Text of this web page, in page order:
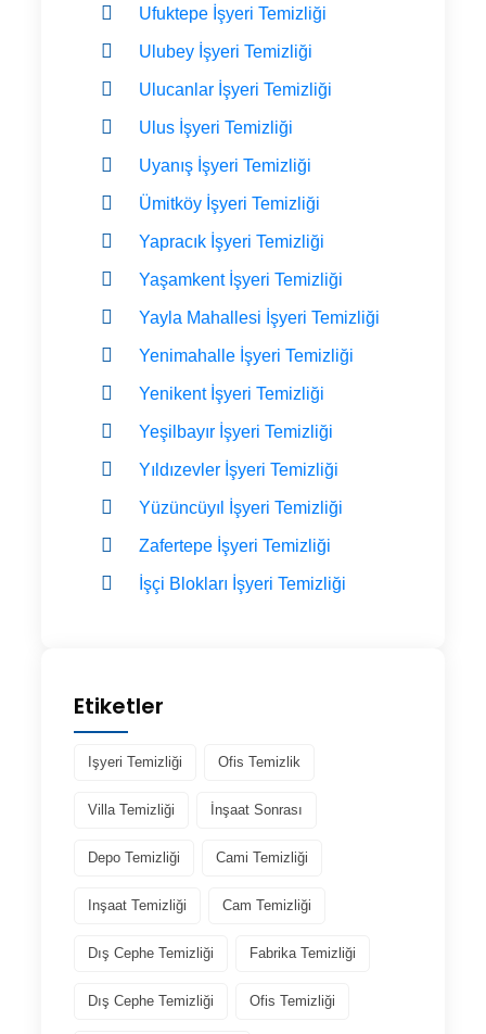
Ufuktepe İşyeri Temizliği
Ulubey İşyeri Temizliği
Ulucanlar İşyeri Temizliği
Ulus İşyeri Temizliği
Uyanış İşyeri Temizliği
Ümitköy İşyeri Temizliği
Yapracık İşyeri Temizliği
Yaşamkent İşyeri Temizliği
Yayla Mahallesi İşyeri Temizliği
Yenimahalle İşyeri Temizliği
Yenikent İşyeri Temizliği
Yeşilbayır İşyeri Temizliği
Yıldızevler İşyeri Temizliği
Yüzüncüyıl İşyeri Temizliği
Zafertepe İşyeri Temizliği
İşçi Blokları İşyeri Temizliği
Etiketler
Işyeri Temizliği Ofis Temizlik
Villa Temizliği İnşaat Sonrası
Depo Temizliği Cami Temizliği
Inşaat Temizliği Cam Temizliği
Dış Cephe Temizliği Fabrika Temizliği
Dış Cephe Temizliği Ofis Temizliği